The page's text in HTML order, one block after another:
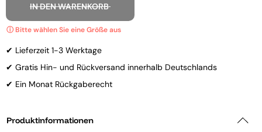
IN DEN WARENKORB
✔ Lieferzeit 1-3 Werktage
✔ Gratis Hin- und Rückversand innerhalb Deutschlands
✔ Ein Monat Rückgaberecht
Produktinformationen